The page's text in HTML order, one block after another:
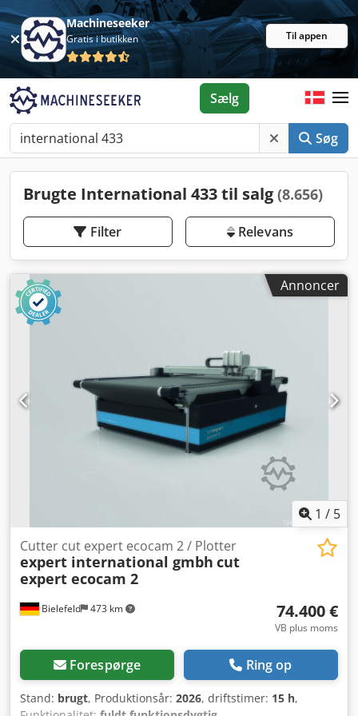
Machineseeker
Gratis i butikken Til appen
Søg
Sælg
Brugte International 433 til salg (8.656)
Filter Relevans
Annoncer
1 / 5
Bielefeld 473 km
Cutter cut expert ecocam 2 / Plotter
expert international gmbh cut
expert ecocam 2
74.400 €
VB plus moms
Forespørge Ring op
Stand: brugt, Produktionsår: 2026, driftstimer: 15 h,